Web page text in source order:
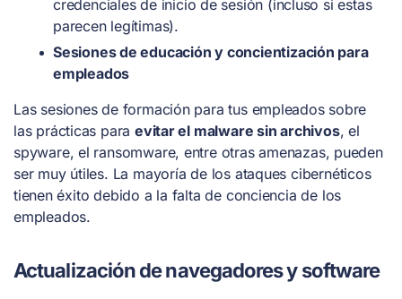
credenciales de inicio de sesión (incluso si estas
parecen legítimas).
Sesiones de educación y concientización para
empleados
Las sesiones de formación para tus empleados sobre
las prácticas para evitar el malware sin archivos, el
spyware, el ransomware, entre otras amenazas, pueden
ser muy útiles. La mayoría de los ataques cibernéticos
tienen éxito debido a la falta de conciencia de los
empleados.
Actualización de navegadores y software